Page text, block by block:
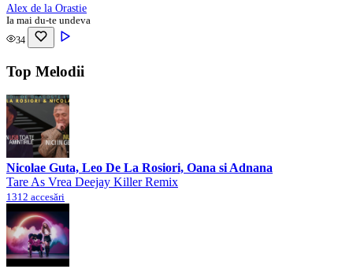
Alex de la Orastie
Ia mai du-te undeva
34
Top Melodii
Nicolae Guta, Leo De La Rosiori, Oana si Adnana
Tare As Vrea Deejay Killer Remix
1312 accesări